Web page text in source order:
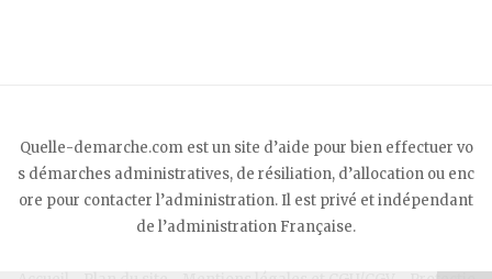
Quelle-demarche.com est un site d’aide pour bien effectuer vo
s démarches administratives, de résiliation, d’allocation ou enc
ore pour contacter l’administration. Il est privé et indépendant
de l’administration Française.